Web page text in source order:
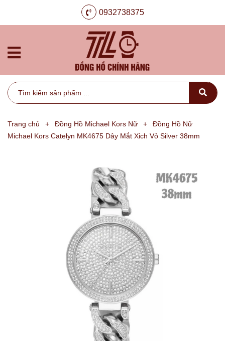
0932738375
Trang chủ + Đồng Hồ Michael Kors Nữ +
Đồng Hồ Nữ
Michael Kors Catelyn MK4675 Dây Mắt Xich Vỏ Silver 38mm